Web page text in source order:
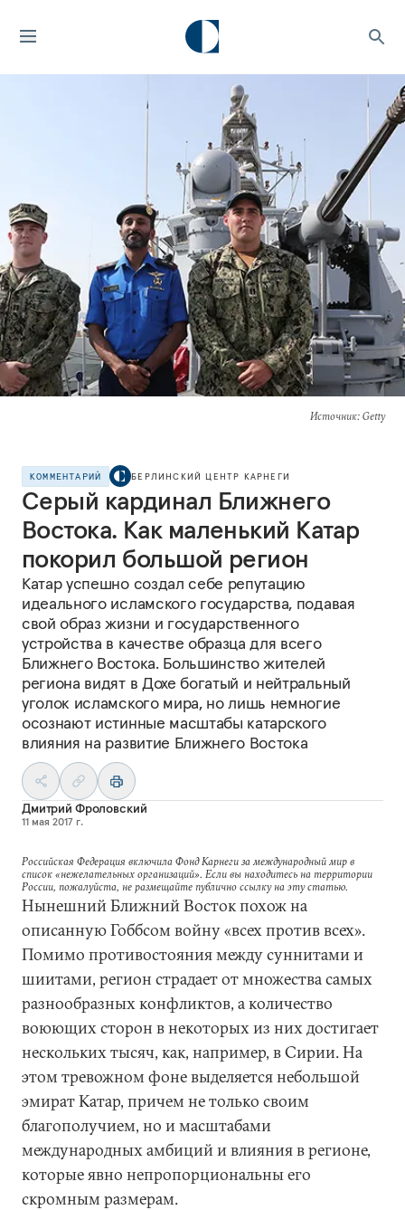
Источник: Getty
КОММЕНТАРИЙ БЕРЛИНСКИЙ ЦЕНТР КАРНЕГИ
Серый кардинал Ближнего
Востока. Как маленький Катар
покорил большой регион
Катар успешно создал себе репутацию
идеального исламского государства, подавая
свой образ жизни и государственного
устройства в качестве образца для всего
Ближнего Востока. Большинство жителей
региона видят в Дохе богатый и нейтральный
уголок исламского мира, но лишь немногие
осознают истинные масштабы катарского
влияния на развитие Ближнего Востока
Дмитрий Фроловский
11 мая 2017 г.
Российская Федерация включила Фонд Карнеги за международный мир в
список «нежелательных организаций». Если вы находитесь на территории
России, пожалуйста, не размещайте публично ссылку на эту статью.
Нынешний Ближний Восток похож на
описанную Гоббсом войну «всех против всех».
Помимо противостояния между суннитами и
шиитами, регион страдает от множества самых
разнообразных конфликтов, а количество
воюющих сторон в некоторых из них достигает
нескольких тысяч, как, например, в Сирии. На
этом тревожном фоне выделяется небольшой
эмират Катар, причем не только своим
благополучием, но и масштабами
международных амбиций и влияния в регионе,
которые явно непропорциональны его
скромным размерам.